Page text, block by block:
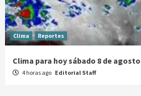
Clima Reportes
Clima para hoy sábado 8 de agosto
4 horas ago Editorial Staff